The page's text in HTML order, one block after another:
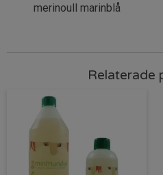
merinoull marinblå
Relaterade